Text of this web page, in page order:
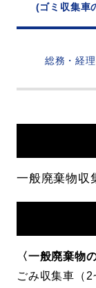
(ゴミ収集車
総務・経
一般廃棄物収
〈一般廃棄物
ごみ収集車（